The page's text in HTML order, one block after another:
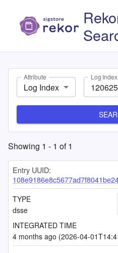
Attribute
Log Index
Log Index
Showing 1 - 1 of1
Entry UUID:
TYPE
dsse
INTEGRATED TIME
4 months ago (2026-04-